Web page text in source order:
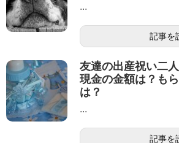
...
記事を
友達の出産祝い二
現金の金額は？も
は？
...
記事を